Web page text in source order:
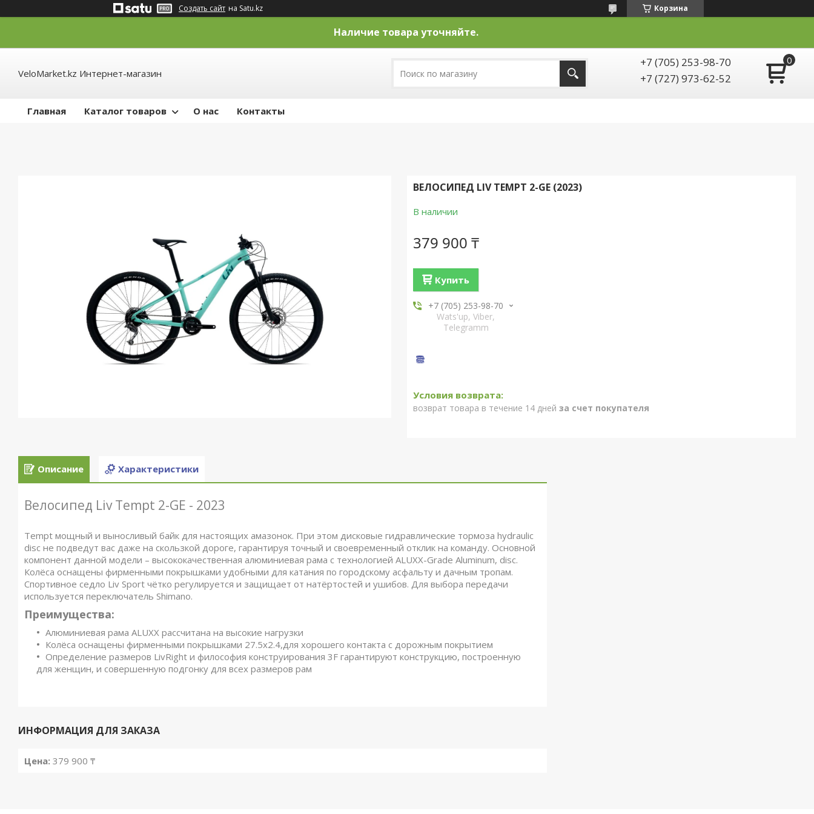
Создать сайт на Satu.kz Корзина
Наличие товара уточняйте.
VeloMarket.kz Интернет-магазин
+7 (705) 253-98-70
+7 (727) 973-62-52
Главная Каталог товаров О нас Контакты
ВЕЛОСИПЕД LIV TEMPT 2-GE (2023)
В наличии
379 900 ₸
Купить
+7 (705) 253-98-70
Wats'up, Viber,
Telegramm
возврат товара в течение 14 дней за счет покупателя
Описание Характеристики
Велосипед Liv Tempt 2-GE - 2023
Tempt мощный и выносливый байк для настоящих амазонок. При этом дисковые гидравлические тормоза hydraulic
disc не подведут вас даже на скользкой дороге, гарантируя точный и своевременный отклик на команду. Основной
компонент данной модели – высококачественная алюминиевая рама с технологией ALUXX-Grade Aluminum, disc.
Колёса оснащены фирменными покрышками удобными для катания по городскому асфальту и дачным тропам.
Спортивное седло Liv Sport чётко регулируется и защищает от натёртостей и ушибов. Для выбора передачи
используется переключатель Shimano.
Преимущества:
Алюминиевая рама ALUXX рассчитана на высокие нагрузки
Колёса оснащены фирменными покрышками 27.5x2.4,для хорошего контакта с дорожным покрытием
Определение размеров LivRight и философия конструирования 3F гарантируют конструкцию, построенную
для женщин, и совершенную подгонку для всех размеров рам
ИНФОРМАЦИЯ ДЛЯ ЗАКАЗА
Цена: 379 900 ₸